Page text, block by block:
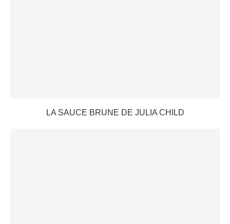
LA SAUCE BRUNE DE JULIA CHILD